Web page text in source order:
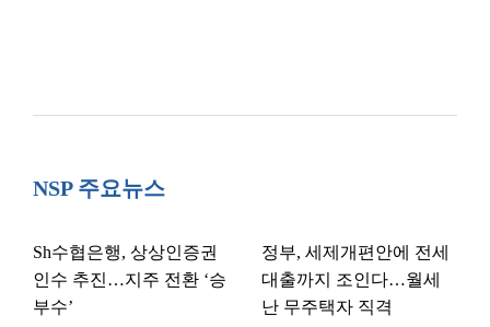
NSP 주요뉴스
Sh수협은행, 상상인증권
인수 추진…지주 전환 ‘승
부수’
정부, 세제개편안에 전세
대출까지 조인다…월세
난 무주택자 직격